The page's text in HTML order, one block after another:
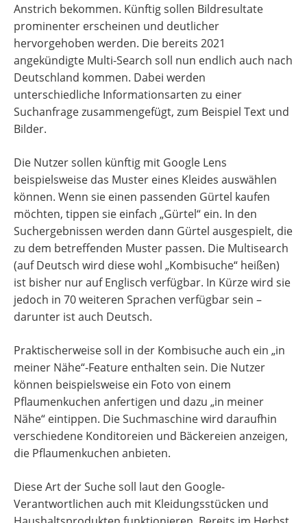
Anstrich bekommen. Künftig sollen Bildresultate
prominenter erscheinen und deutlicher
hervorgehoben werden. Die bereits 2021
angekündigte Multi-Search soll nun endlich auch nach
Deutschland kommen. Dabei werden
unterschiedliche Informationsarten zu einer
Suchanfrage zusammengefügt, zum Beispiel Text und
Bilder.
Die Nutzer sollen künftig mit Google Lens
beispielsweise das Muster eines Kleides auswählen
können. Wenn sie einen passenden Gürtel kaufen
möchten, tippen sie einfach „Gürtel“ ein. In den
Suchergebnissen werden dann Gürtel ausgespielt, die
zu dem betreffenden Muster passen. Die Multisearch
(auf Deutsch wird diese wohl „Kombisuche“ heißen)
ist bisher nur auf Englisch verfügbar. In Kürze wird sie
jedoch in 70 weiteren Sprachen verfügbar sein –
darunter ist auch Deutsch.
Praktischerweise soll in der Kombisuche auch ein „in
meiner Nähe“-Feature enthalten sein. Die Nutzer
können beispielsweise ein Foto von einem
Pflaumenkuchen anfertigen und dazu „in meiner
Nähe“ eintippen. Die Suchmaschine wird daraufhin
verschiedene Konditoreien und Bäckereien anzeigen,
die Pflaumenkuchen anbieten.
Diese Art der Suche soll laut den Google-
Verantwortlichen auch mit Kleidungsstücken und